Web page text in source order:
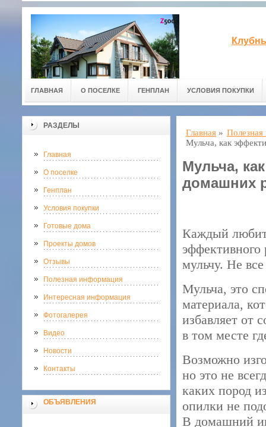
ГЛАВНАЯ О ПОСЕЛКЕ ГЕНПЛАН УСЛОВИЯ ПОКУПКИ
РАЗДЕЛЫ
Главная
О поселке
Генплан
Условия покупки
Готовые дома
Проекты домов
Отзывы
Полезная информация
Интересная информация
Фотогалерея
Видео
Новости
Контакты
ОБЪЯВЛЕНИЯ
Главная »
Мульча, как
Мульча,
домашних
Каждый
эффективного
мульчу. Не
Мульча, это
материала,
избавляет от
в том месте
Возможно
но это не
каких пород
опилки не
В домашний